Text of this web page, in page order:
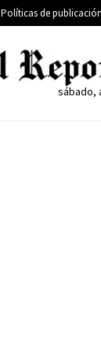
Políticas de publicación
sábado,